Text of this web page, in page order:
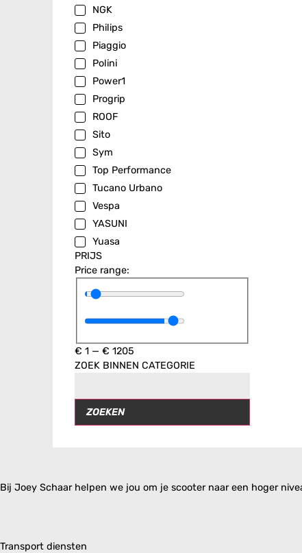
NGK
Philips
Piaggio
Polini
Power1
Progrip
ROOF
Sito
Sym
Top Performance
Tucano Urbano
Vespa
YASUNI
Yuasa
PRIJS
Price range:
€ 1 — € 1205
ZOEK BINNEN CATEGORIE
ZOEKEN
Bij Joey Schaar helpen we jou om je scooter naar een hoger
Transport diensten